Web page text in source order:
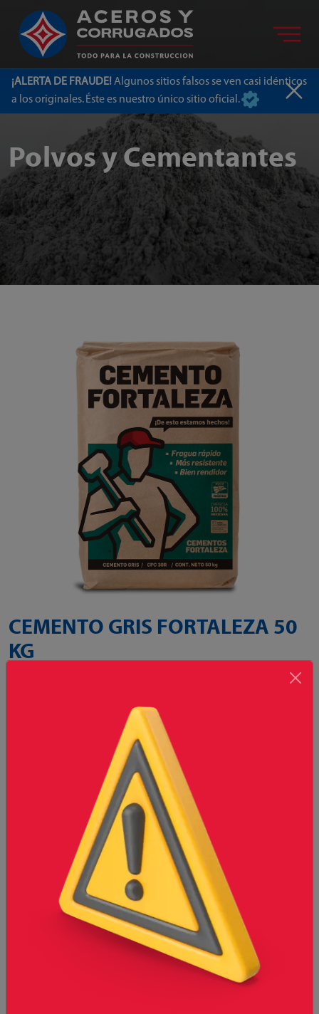
¡ALERTA DE FRAUDE!Algunos sitios falsos se ven casi idénticos
a los originales. Éste es nuestro único sitio oficial.
Polvos y Cementantes
CEMENTO GRIS FORTALEZA 50
KG
Imagen únicamente de referencia, el producto final puede
Presentaciones disponibles
Agregar *Selecciona una presentación para
agregar
Almacenamiento Precauciones